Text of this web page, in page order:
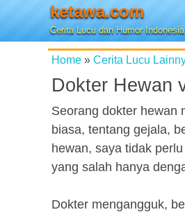
ketawa.com
Cerita Lucu dan Humor Indonesia
Home » Cerita Lucu
Dokter Hewan
Seorang dokter hewan
biasa, tentang gejala,
hewan, saya tidak
yang salah hanya
Dokter mengangguk,